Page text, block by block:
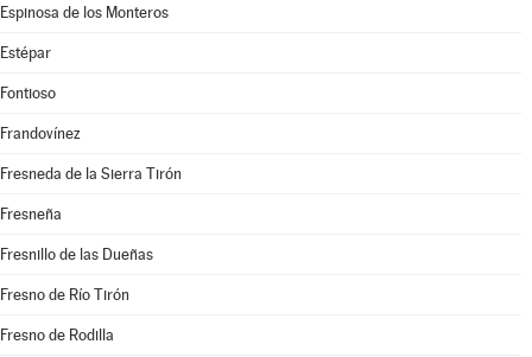
Espinosa de los Monteros
Estépar
Fontioso
Frandovínez
Fresneda de la Sierra Tirón
Fresneña
Fresnillo de las Dueñas
Fresno de Río Tirón
Fresno de Rodilla